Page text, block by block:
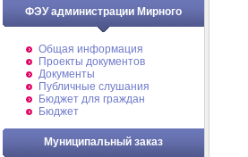
ФЭУ администрации Мирного
Общая информация
Проекты документов
Документы
Публичные слушания
Бюджет для граждан
Бюджет
Муниципальный заказ